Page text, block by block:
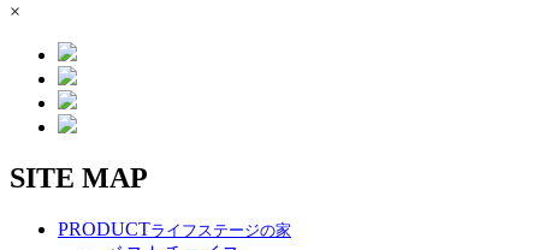
×
SITE MAP
PRODUCTライフステージの家